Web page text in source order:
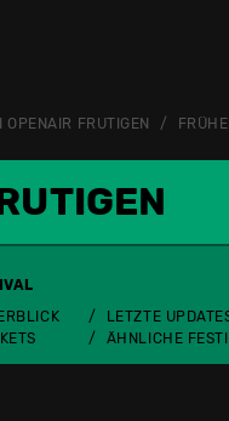
OPENAIR FRUTIGEN
LETZTE
ÄHNLICHE